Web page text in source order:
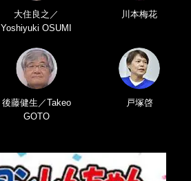
大住良之／
Yoshiyuki OSUMI
川本梅花
後藤健生／Takeo
GOTO
戸塚啓